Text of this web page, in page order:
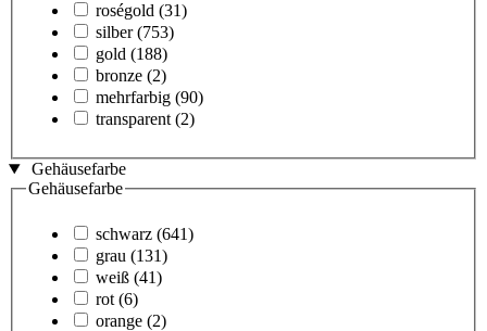
roségold (31)
silber (753)
gold (188)
bronze (2)
mehrfarbig (90)
transparent (2)
Gehäusefarbe
Gehäusefarbe
schwarz (641)
grau (131)
weiß (41)
rot (6)
orange (2)